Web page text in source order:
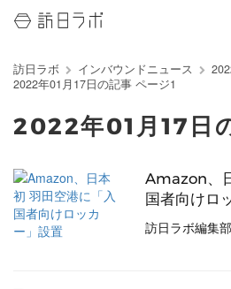
訪日ラボ インバウンドニュース
2022年01月17日の記事 ページ1
2022年01月17日
Amazon、
国者向けロ
訪日ラボ編集部